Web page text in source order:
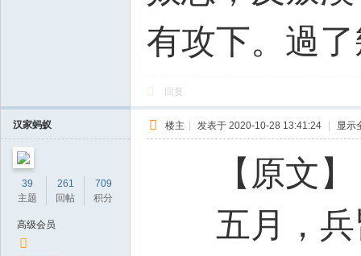
有攻下。過
回复
汉家蚂蚁
39
主题
261
回帖
709
积分
高级会员
楼主 | 发表于 2020-10-28 13:41:24 | 显示
【原文】
五月，兵